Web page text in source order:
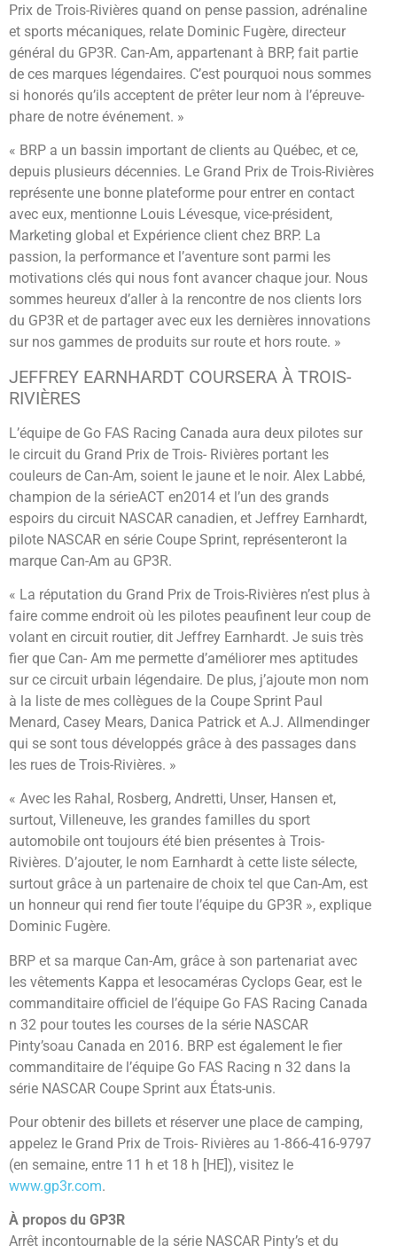
Prix de Trois-Rivières quand on pense passion, adrénaline
et sports mécaniques, relate Dominic Fugère, directeur
général du GP3R. Can-Am, appartenant à BRP, fait partie
de ces marques légendaires. C’est pourquoi nous sommes
si honorés qu’ils acceptent de prêter leur nom à l’épreuve-
phare de notre événement. »
« BRP a un bassin important de clients au Québec, et ce,
depuis plusieurs décennies. Le Grand Prix de Trois-Rivières
représente une bonne plateforme pour entrer en contact
avec eux, mentionne Louis Lévesque, vice-président,
Marketing global et Expérience client chez BRP. La
passion, la performance et l’aventure sont parmi les
motivations clés qui nous font avancer chaque jour. Nous
sommes heureux d’aller à la rencontre de nos clients lors
du GP3R et de partager avec eux les dernières innovations
sur nos gammes de produits sur route et hors route. »
JEFFREY EARNHARDT COURSERA À TROIS-
RIVIÈRES
L’équipe de Go FAS Racing Canada aura deux pilotes sur
le circuit du Grand Prix de Trois- Rivières portant les
couleurs de Can-Am, soient le jaune et le noir. Alex Labbé,
champion de la sérieACT en2014 et l’un des grands
espoirs du circuit NASCAR canadien, et Jeffrey Earnhardt,
pilote NASCAR en série Coupe Sprint, représenteront la
marque Can-Am au GP3R.
« La réputation du Grand Prix de Trois-Rivières n’est plus à
faire comme endroit où les pilotes peaufinent leur coup de
volant en circuit routier, dit Jeffrey Earnhardt. Je suis très
fier que Can- Am me permette d’améliorer mes aptitudes
sur ce circuit urbain légendaire. De plus, j’ajoute mon nom
à la liste de mes collègues de la Coupe Sprint Paul
Menard, Casey Mears, Danica Patrick et A.J. Allmendinger
qui se sont tous développés grâce à des passages dans
les rues de Trois-Rivières. »
« Avec les Rahal, Rosberg, Andretti, Unser, Hansen et,
surtout, Villeneuve, les grandes familles du sport
automobile ont toujours été bien présentes à Trois-
Rivières. D’ajouter, le nom Earnhardt à cette liste sélecte,
surtout grâce à un partenaire de choix tel que Can-Am, est
un honneur qui rend fier toute l’équipe du GP3R », explique
Dominic Fugère.
BRP et sa marque Can-Am, grâce à son partenariat avec
les vêtements Kappa et lesocaméras Cyclops Gear, est le
commanditaire officiel de l’équipe Go FAS Racing Canada
n 32 pour toutes les courses de la série NASCAR
Pinty’soau Canada en 2016. BRP est également le fier
commanditaire de l’équipe Go FAS Racing n 32 dans la
série NASCAR Coupe Sprint aux États-unis.
Pour obtenir des billets et réserver une place de camping,
appelez le Grand Prix de Trois- Rivières au 1-866-416-9797
(en semaine, entre 11 h et 18 h [HE]), visitez le
www.gp3r.com.
À propos du GP3R
Arrêt incontournable de la série NASCAR Pinty’s et du